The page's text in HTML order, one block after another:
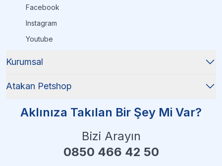
Facebook
Instagram
Youtube
Kurumsal
Atakan Petshop
Aklınıza Takılan Bir Şey Mi Var?
Bizi Arayın
0850 466 42 50